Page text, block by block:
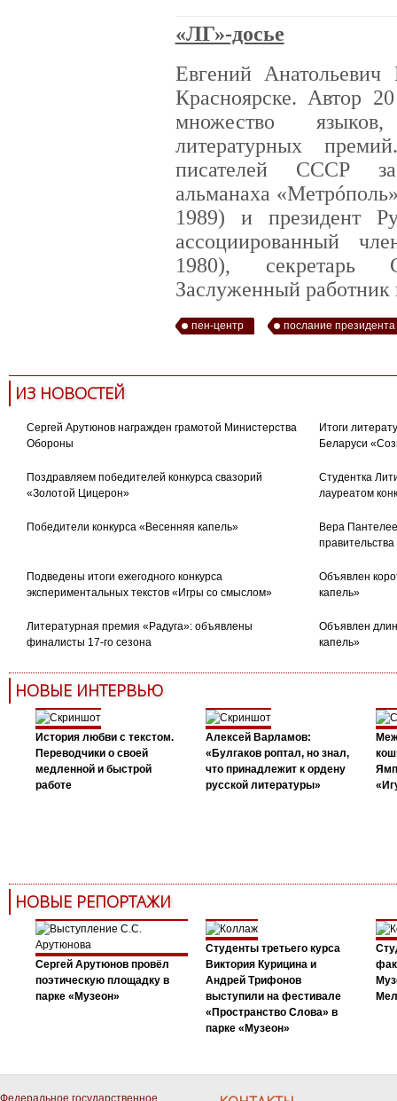
«ЛГ»-досье
Евгений
Красноярске. Автор
множество
литературных
писателей СССР за
альманаха
1989) и президент
ассоциированный
1980), секретарь
Заслуженный
пен-центр послание президента
ИЗ НОВОСТЕЙ
Сергей Арутюнов награжден грамотой Министерства
Обороны
Итоги
Беларуси
Поздравляем победителей конкурса свазорий
«Золотой Цицерон»
Студентка
лауреатом
Победители конкурса «Весенняя капель»
Вера
Подведены итоги ежегодного конкурса
экспериментальных текстов «Игры со смыслом»
Объявлен
капель»
Литературная премия «Радуга»: объявлены
финалисты 17-го сезона
Объявлен
капель»
НОВЫЕ ИНТЕРВЬЮ
История любви с текстом.
Переводчики о своей
медленной и быстрой
работе
Алексей Варламов:
«Булгаков роптал, но знал,
что принадлежит к ордену
русской литературы»
НОВЫЕ РЕПОРТАЖИ
Сергей Арутюнов провёл
поэтическую площадку в
парке «Музеон»
Студенты третьего курса
Виктория Курицина и
Андрей Трифонов
выступили на фестивале
«Пространство Слова» в
парке «Музеон»